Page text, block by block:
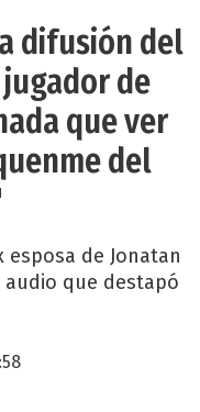
difusión del
de
que ver
del
de Jonatan
que destapó